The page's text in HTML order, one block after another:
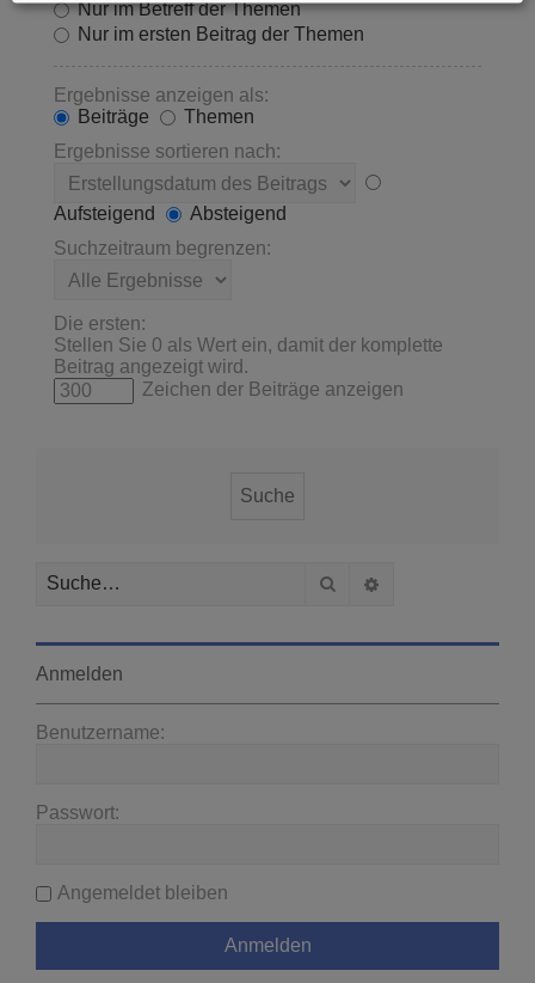
Nur im Betreff der Themen
Nur im ersten Beitrag der Themen
Ergebnisse anzeigen als:
Beiträge
Themen
Ergebnisse sortieren nach:
Aufsteigend
Absteigend
Suchzeitraum begrenzen:
Die ersten:
Stellen Sie 0 als Wert ein, damit der komplette
Beitrag angezeigt wird.
Zeichen der Beiträge anzeigen
Suche
Anmelden
Benutzername:
Passwort:
Angemeldet bleiben